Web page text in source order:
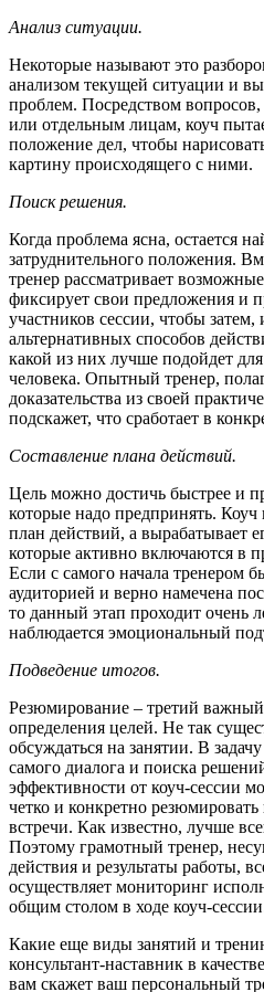
Анализ ситуации.
Некоторые называют это
анализом текущей ситуации и
проблем. Посредством
или отдельным лицам, коуч
положение дел, чтобы
картину происходящего с ними.
Поиск решения.
Когда проблема ясна, остается
затруднительного положения.
тренер рассматривает
фиксирует свои предложения и
участников сессии, чтобы
альтернативных способов
какой из них лучше подойдет
человека. Опытный тренер,
доказательства из своей
подскажет, что сработает в
Составление плана действий.
Цель можно достичь быстрее и
которые надо предпринять. Коуч
план действий, а вырабатывает
которые активно включаются в
Если с самого начала тренером
аудиторией и верно намечена
то данный этап проходит очень
наблюдается эмоциональный
Подведение итогов.
Резюмирование – третий
определения целей. Не так
обсуждаться на занятии. В
самого диалога и поиска
эффективности от коуч-сессии
четко и конкретно
встречи. Как известно, лучше
Поэтому грамотный тренер,
действия и результаты работы,
осуществляет мониторинг
общим столом в ходе коуч-
Какие еще виды занятий и
консультант-наставник в
вам скажет ваш персональный